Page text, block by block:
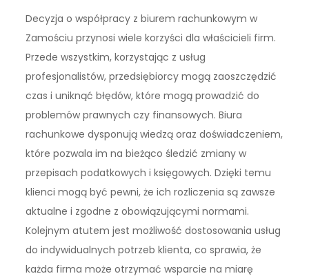
Decyzja o współpracy z biurem rachunkowym w
Zamościu przynosi wiele korzyści dla właścicieli firm.
Przede wszystkim, korzystając z usług
profesjonalistów, przedsiębiorcy mogą zaoszczędzić
czas i uniknąć błędów, które mogą prowadzić do
problemów prawnych czy finansowych. Biura
rachunkowe dysponują wiedzą oraz doświadczeniem,
które pozwala im na bieżąco śledzić zmiany w
przepisach podatkowych i księgowych. Dzięki temu
klienci mogą być pewni, że ich rozliczenia są zawsze
aktualne i zgodne z obowiązującymi normami.
Kolejnym atutem jest możliwość dostosowania usług
do indywidualnych potrzeb klienta, co sprawia, że
każda firma może otrzymać wsparcie na miarę